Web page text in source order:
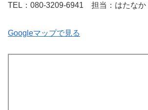
TEL：080-3209-6941 担当：はたなか
Googleマップで見る